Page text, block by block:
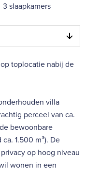
3 slaapkamers
toplocatie nabij de
villa
perceel van ca.
bewoonbare
1.500 m³). De
op hoog niveau
wonen in een